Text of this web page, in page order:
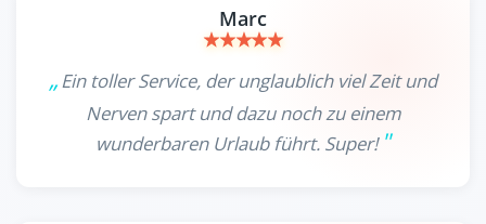
Marc
Ein toller Service, der unglaublich viel Zeit und
Nerven spart und dazu noch zu einem
wunderbaren Urlaub führt. Super!